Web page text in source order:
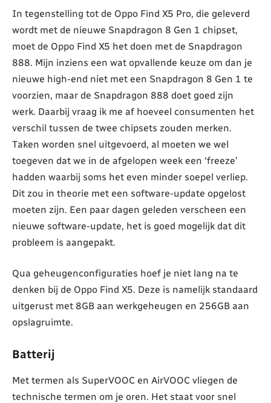
In tegenstelling tot de Oppo Find X5 Pro, die geleverd
wordt met de nieuwe Snapdragon 8 Gen 1 chipset,
moet de Oppo Find X5 het doen met de Snapdragon
888. Mijn inziens een wat opvallende keuze om dan je
nieuwe high-end niet met een Snapdragon 8 Gen 1 te
voorzien, maar de Snapdragon 888 doet goed zijn
werk. Daarbij vraag ik me af hoeveel consumenten het
verschil tussen de twee chipsets zouden merken.
Taken worden snel uitgevoerd, al moeten we wel
toegeven dat we in de afgelopen week een ‘freeze’
hadden waarbij soms het even minder soepel verliep.
Dit zou in theorie met een software-update opgelost
moeten zijn. Een paar dagen geleden verscheen een
nieuwe software-update, het is goed mogelijk dat dit
probleem is aangepakt.
Qua geheugenconfiguraties hoef je niet lang na te
denken bij de Oppo Find X5. Deze is namelijk standaard
uitgerust met 8GB aan werkgeheugen en 256GB aan
opslagruimte.
Batterij
Met termen als SuperVOOC en AirVOOC vliegen de
technische termen om je oren. Het staat voor snel